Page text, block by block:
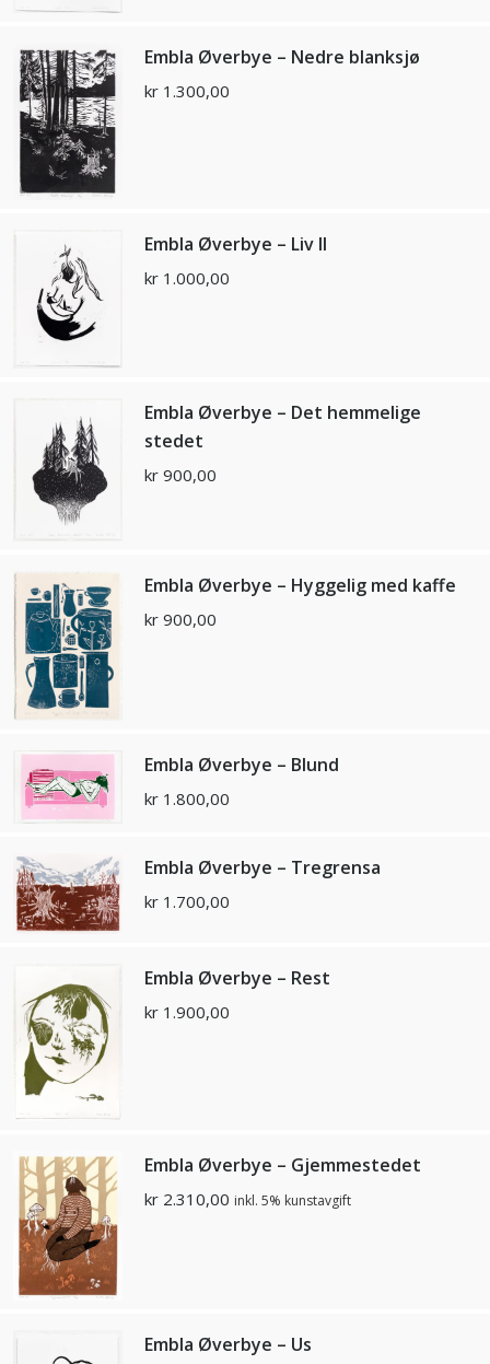
Embla Øverbye – Nedre blanksjø
kr 1.300,00
Embla Øverbye – Liv II
kr 1.000,00
Embla Øverbye – Det hemmelige
stedet
kr 900,00
Embla Øverbye – Hyggelig med kaffe
kr 900,00
Embla Øverbye – Blund
kr 1.800,00
Embla Øverbye – Tregrensa
kr 1.700,00
Embla Øverbye – Rest
kr 1.900,00
Embla Øverbye – Gjemmestedet
kr 2.310,00 inkl. 5% kunstavgift
Embla Øverbye – Us